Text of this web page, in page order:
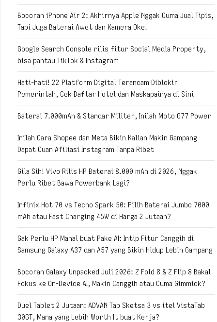
Bocoran iPhone Air 2: Akhirnya Apple Nggak Cuma Jual Tipis,
Tapi Juga Baterai Awet dan Kamera Oke!
Google Search Console rilis fitur Social Media Property,
bisa pantau TikTok & Instagram
Hati-hati! 22 Platform Digital Terancam Diblokir
Pemerintah, Cek Daftar Hotel dan Maskapainya di Sini
Baterai 7.000mAh & Standar Militer, Inilah Moto G77 Power
Inilah Cara Shopee dan Meta Bikin Kalian Makin Gampang
Dapat Cuan Afiliasi Instagram Tanpa Ribet
Gila Sih! Vivo Rilis HP Baterai 8.000 mAh di 2026, Nggak
Perlu Ribet Bawa Powerbank Lagi?
Infinix Hot 70 vs Tecno Spark 50: Pilih Baterai Jumbo 7000
mAh atau Fast Charging 45W di Harga 2 Jutaan?
Gak Perlu HP Mahal buat Pake AI: Intip Fitur Canggih di
Samsung Galaxy A37 dan A57 yang Bikin Hidup Lebih Gampang
Bocoran Galaxy Unpacked Juli 2026: Z Fold 8 & Z Flip 8 Bakal
Fokus ke On-Device AI, Makin Canggih atau Cuma Gimmick?
Duel Tablet 2 Jutaan: ADVAN Tab Sketsa 3 vs itel VistaTab
30GT, Mana yang Lebih Worth It buat Kerja?